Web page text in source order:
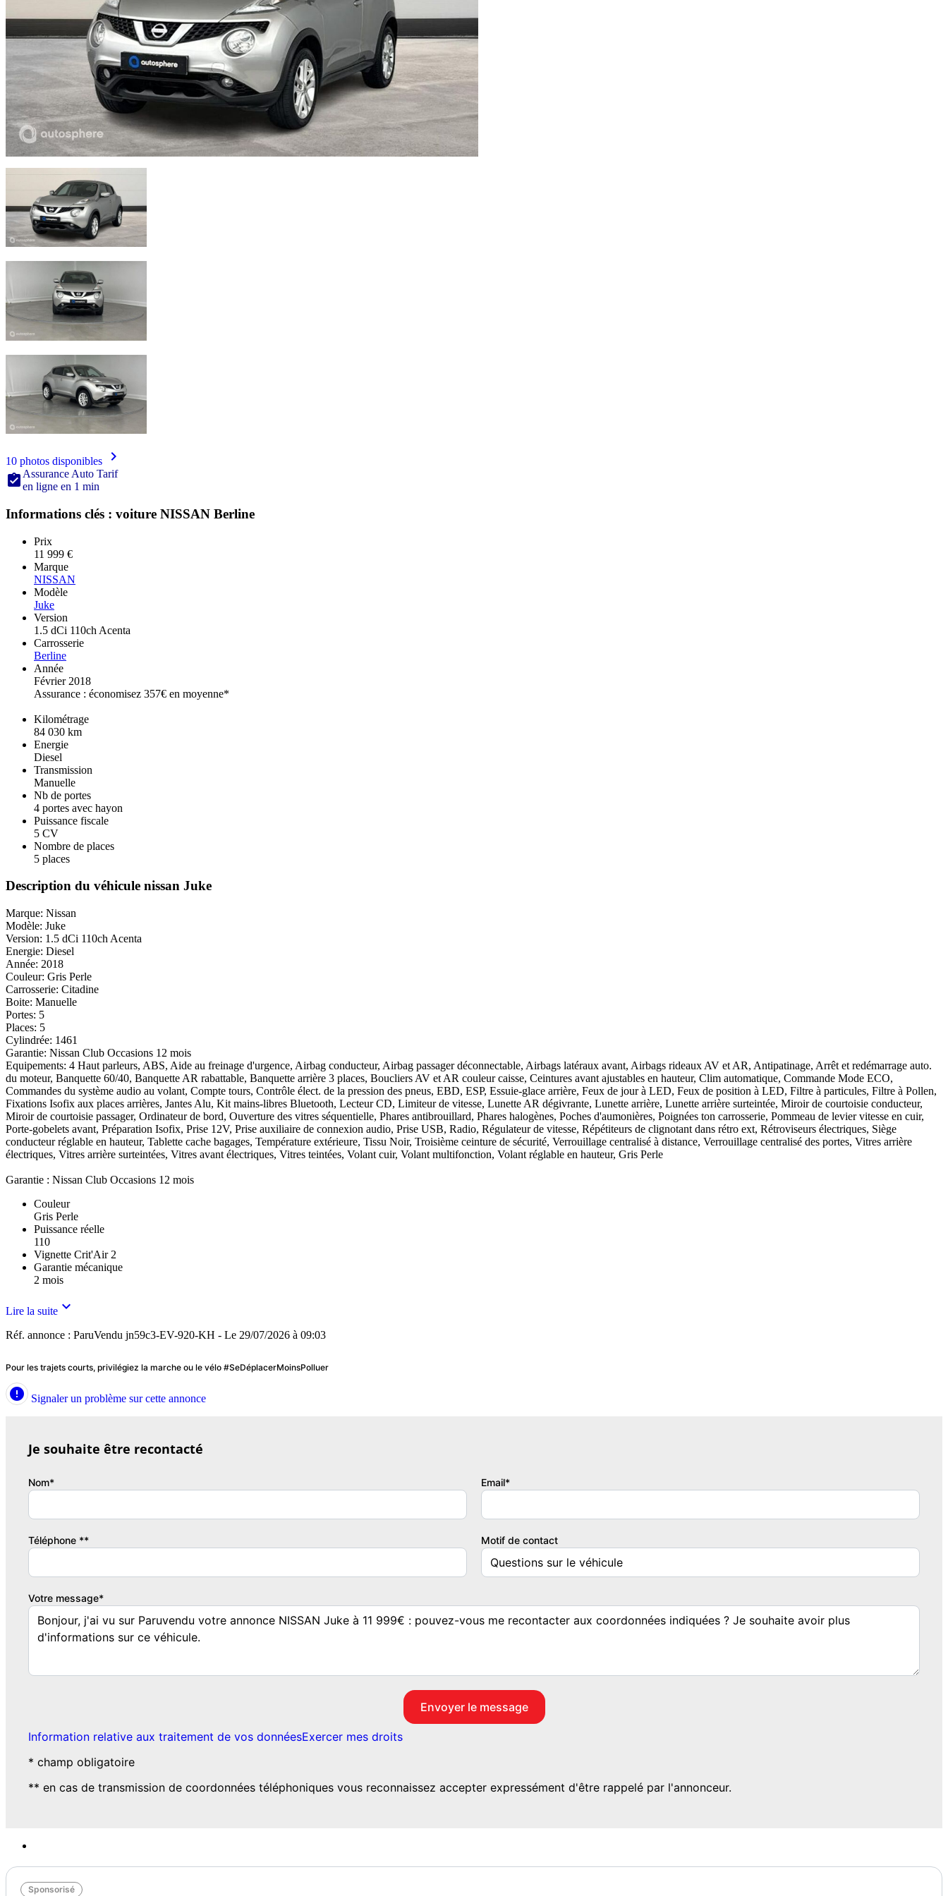
10 photos disponibles

 Assurance Auto Tarif
en ligne en 1 min
Informations clés : voiture NISSAN Berline
Prix
11 999 €
Marque
NISSAN
Modèle
Juke
Version
1.5 dCi 110ch Acenta
Carrosserie
Berline
Année
Février 2018
Assurance : économisez 357€ en moyenne*
Kilométrage
84 030 km
Energie
Diesel
Transmission
Manuelle
Nb de portes
4 portes avec hayon
Puissance fiscale
5 CV
Nombre de places
5 places
Description du véhicule nissan Juke
Marque: Nissan
Modèle: Juke
Version: 1.5 dCi 110ch Acenta
Energie: Diesel
Année: 2018
Couleur: Gris Perle
Carrosserie: Citadine
Boite: Manuelle
Portes: 5
Places: 5
Cylindrée: 1461
Garantie: Nissan Club Occasions 12 mois
Equipements: 4 Haut parleurs, ABS, Aide au freinage d'urgence, Airbag conducteur, Airbag passager déconnectable, Airbags latéraux avant, Airbags rideaux AV et AR, Antipatinage, Arrêt et redémarrage auto.
du moteur, Banquette 60/40, Banquette AR rabattable, Banquette arrière 3 places, Boucliers AV et AR couleur caisse, Ceintures avant ajustables en hauteur, Clim automatique, Commande Mode ECO,
Commandes du système audio au volant, Compte tours, Contrôle élect. de la pression des pneus, EBD, ESP, Essuie-glace arrière, Feux de jour à LED, Feux de position à LED, Filtre à particules, Filtre à Pollen,
Fixations Isofix aux places arrières, Jantes Alu, Kit mains-libres Bluetooth, Lecteur CD, Limiteur de vitesse, Lunette AR dégivrante, Lunette arrière, Lunette arrière surteintée, Miroir de courtoisie conducteur,
Miroir de courtoisie passager, Ordinateur de bord, Ouverture des vitres séquentielle, Phares antibrouillard, Phares halogènes, Poches d'aumonières, Poignées ton carrosserie, Pommeau de levier vitesse en cuir,
Porte-gobelets avant, Préparation Isofix, Prise 12V, Prise auxiliaire de connexion audio, Prise USB, Radio, Régulateur de vitesse, Répétiteurs de clignotant dans rétro ext, Rétroviseurs électriques, Siège
conducteur réglable en hauteur, Tablette cache bagages, Température extérieure, Tissu Noir, Troisième ceinture de sécurité, Verrouillage centralisé à distance, Verrouillage centralisé des portes, Vitres arrière
électriques, Vitres arrière surteintées, Vitres avant électriques, Vitres teintées, Volant cuir, Volant multifonction, Volant réglable en hauteur, Gris Perle
Garantie : Nissan Club Occasions 12 mois
Couleur
Gris Perle
Puissance réelle
110
Vignette Crit'Air 2
Garantie mécanique
2 mois
Lire la suite 
Réf. annonce : ParuVendu jn59c3-EV-920-KH - Le 29/07/2026 à 09:03
Pour les trajets courts, privilégiez la marche ou le vélo #SeDéplacerMoinsPolluer
 Signaler un problème sur cette annonce
Je souhaite être recontacté
Nom* Email*
Téléphone ** Motif de contact
Votre message*
Information relative aux traitement de vos donnéesExercer mes droits
* champ obligatoire
** en cas de transmission de coordonnées téléphoniques vous reconnaissez accepter expressément d'être rappelé par l'annonceur.
Sponsorisé